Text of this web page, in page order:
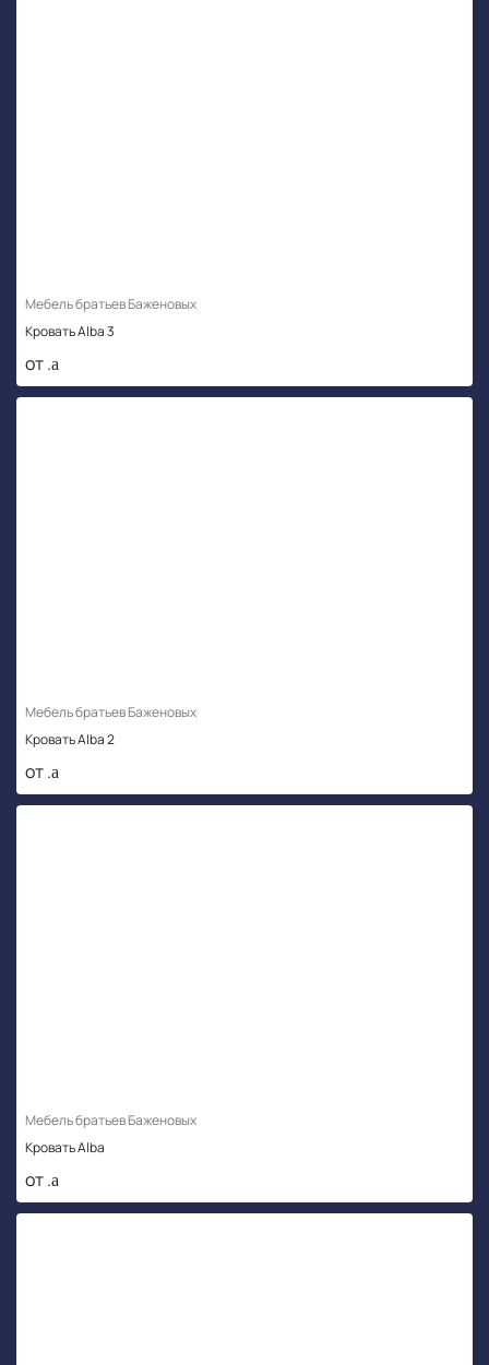
Мебель братьев Баженовых
Кровать Alba 3
от .
Мебель братьев Баженовых
Кровать Alba 2
от .
Мебель братьев Баженовых
Кровать Alba
от .